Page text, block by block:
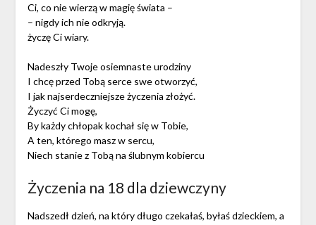
Ci, co nie wierzą w magię świata –
– nigdy ich nie odkryją.
życzę Ci wiary.
Nadeszły Twoje osiemnaste urodziny
I chcę przed Tobą serce swe otworzyć,
I jak najserdeczniejsze życzenia złożyć.
Życzyć Ci mogę,
By każdy chłopak kochał się w Tobie,
A ten, którego masz w sercu,
Niech stanie z Tobą na ślubnym kobiercu
Życzenia na 18 dla dziewczyny
Nadszedł dzień, na który długo czekałaś, byłaś dzieckiem, a